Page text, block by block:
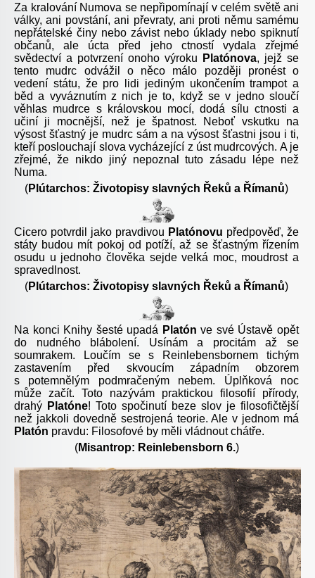
Za kralování Numova se nepřipomínají v celém světě ani
války, ani povstání, ani převraty, ani proti němu samému
nepřátelské činy nebo závist nebo úklady nebo spiknutí
občanů, ale úcta před jeho ctností vydala zřejmé
svědectví a potvrzení onoho výroku
Platónova, jejž se
tento mudrc odvážil o něco málo později pronést o
vedení státu, že pro lidi jediným ukončením trampot a
běd a vyváznutím z nich je to, když se v jedno sloučí
věhlas mudrce s královskou mocí, dodá sílu ctnosti a
učiní ji mocnější, než je špatnost. Neboť vskutku na
výsost šťastný je mudrc sám a na výsost šťastni jsou i ti,
kteří poslouchají slova vycházející z úst mudrcových. A je
zřejmé, že nikdo jiný nepoznal tuto zásadu lépe než
Numa.
(Plútarchos: Životopisy slavných Řeků a Římanů)
Cicero potvrdil jako pravdivou Platónovu předpověď, že
státy budou mít pokoj od potíží, až se šťastným řízením
osudu u jednoho člověka sejde velká moc, moudrost a
spravedlnost.
(Plútarchos: Životopisy slavných Řeků a Římanů)
Na konci Knihy šesté upadá Platón ve své Ústavě opět
do nudného blábolení. Usínám a procitám až se
soumrakem. Loučím se s Reinlebensbornem tichým
zastavením před skvoucím západním obzorem
s potemnělým podmračeným nebem. Úplňková noc
může začít. Toto nazývám praktickou filosofií přírody,
drahý Platóne! Toto spočinutí beze slov je filosofičtější
než jakkoli dovedně sestrojená teorie. Ale v jednom má
Platón pravdu: Filosofové by měli vládnout chátře.
(Misantrop: Reinlebensborn 6.)